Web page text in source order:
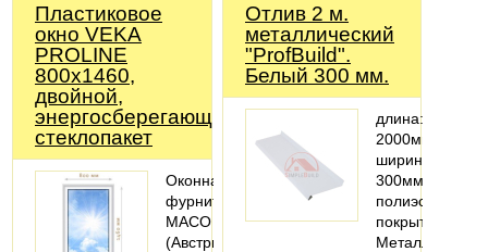
Пластиковое
окно VEKA
PROLINE
800х1460,
двойной,
энергосберегающий
стеклопакет
Оконная
фурнитура
MACO
(Австрия).
Отлив 2 м.
металлический
"ProfBuild".
Белый 300 мм.
длина:
2000мм;
ширина:
300мм;
полиэстеровое
покрытие
Металлический